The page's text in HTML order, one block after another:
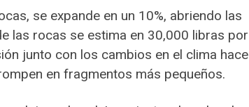
se expande en un 10%, abriendo las
las rocas se estima en 30,000 libras por
junto con los cambios en el clima hace
en fragmentos más pequeños.